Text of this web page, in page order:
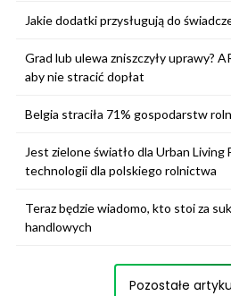
Jakie dodatki przysługują do
Grad lub ulewa zniszczyły uprawy?
aby nie stracić dopłat
Belgia straciła 71% gospodarstw
Jest zielone światło dla Urban
technologii dla polskiego rolnictwa
Teraz będzie wiadomo, kto stoi za
handlowych
Pozostałe